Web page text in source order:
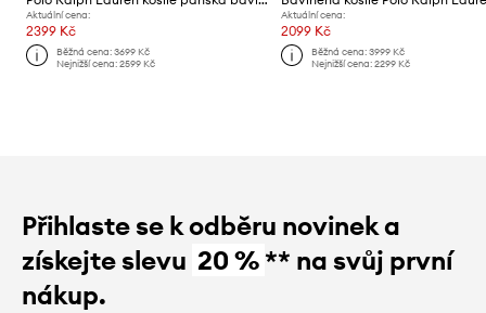
Aktuální cena:
2399 Kč
Běžná cena:3699 Kč
Nejnižší cena:2599 Kč
Aktuální cena:
2099 Kč
Běžná cena: 3999 Kč
Nejnižší cena: 2299 Kč
Přihlaste se k odběru novinek a
získejte slevu 20 %** na svůj první
nákup.